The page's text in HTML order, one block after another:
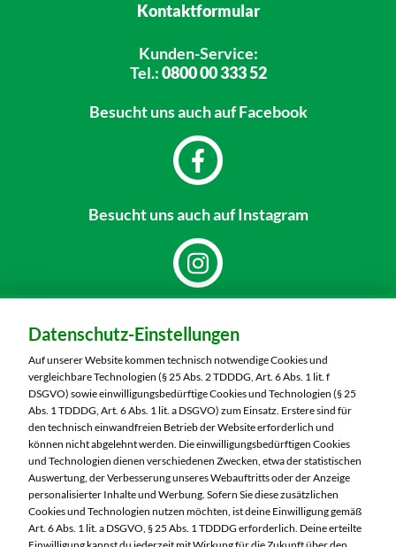
Kontaktformular
Kunden-Service:
Tel.:0800 00 333 52
Besucht unsauch auf Facebook
Besucht unsauch auf Instagram
MARKTKAUF Nürnberg-Mögeldorf
Laufamholzstraße 40/42
90482 Nürnberg
Telefon:0911 54340
Markt ändern
Öffnungszeiten diese Woche:
Mo:
08:00 – 20:00 Uhr
Datenschutz-Einstellungen
Auf unserer Website kommen technisch notwendige Cookies und
vergleichbare Technologien (§ 25 Abs. 2 TDDDG, Art. 6 Abs. 1 lit. f
DSGVO) sowie einwilligungsbedürftige Cookies und Technologien (§ 25
Abs. 1 TDDDG, Art. 6 Abs. 1 lit. a DSGVO) zum Einsatz. Erstere sind für
den technisch einwandfreien Betrieb der Website erforderlich und
können nicht abgelehnt werden. Die einwilligungsbedürftigen Cookies
und Technologien dienen verschiedenen Zwecken, etwa der statistischen
Auswertung, der Verbesserung unseres Webauftritts oder der Anzeige
personalisierter Inhalte und Werbung. Sofern Sie diese zusätzlichen
Cookies und Technologien nutzen möchten, ist deine Einwilligung gemäß
Art. 6 Abs. 1 lit. a DSGVO, § 25 Abs. 1 TDDDG erforderlich. Deine erteilte